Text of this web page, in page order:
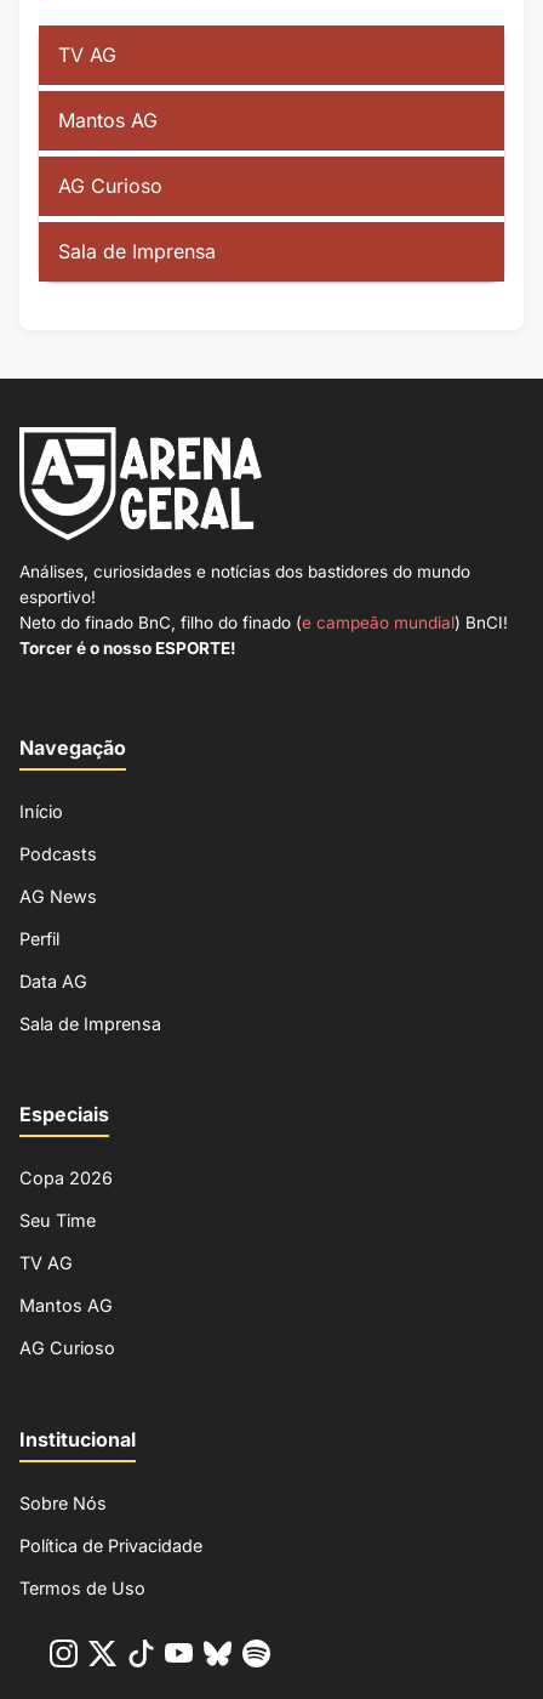
TV AG
Mantos AG
AG Curioso
Sala de Imprensa
Análises, curiosidades e notícias dos bastidores do mundo
esportivo!
Neto do finado BnC, filho do finado (e campeão mundial) BnCI!
Torcer é o nosso ESPORTE!
Navegação
Início
Podcasts
AG News
Perfil
Data AG
Sala de Imprensa
Especiais
Copa 2026
Seu Time
TV AG
Mantos AG
AG Curioso
Institucional
Sobre Nós
Política de Privacidade
Termos de Uso